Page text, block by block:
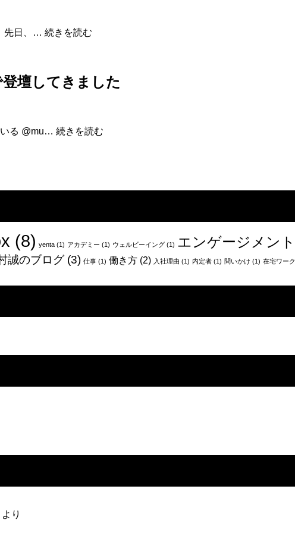
先日、… 続きを読む
め
な
壇してきました
る @mu… 続きを読む
エ
ア、
初
め
会
壇
(8) yenta (1) アカデミー (1) ウェルビーイング (1) エンゲージメント
誠のブログ(3) 仕事 (1) 働き方 (2) 入社理由 (1) 内定者 (1) 問いかけ (1) 在宅ワーク
より